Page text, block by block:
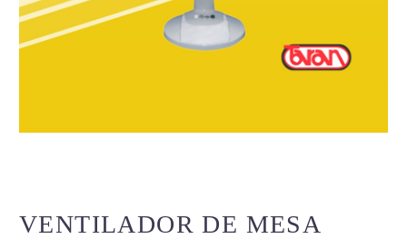
VENTILADOR DE MESA